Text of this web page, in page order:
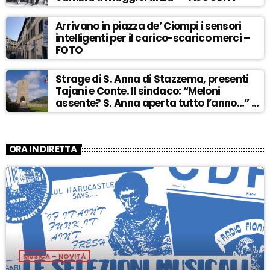
Arrivano in piazza de’ Ciompi i sensori
intelligenti per il carico-scarico merci –
FOTO
Strage di S. Anna di Stazzema, presenti
Tajani e Conte. Il sindaco: “Meloni
assente? S. Anna aperta tutto l’anno…” –
ASCOLTA
ORA IN DIRETTA
MUSICA – NOVITÀ